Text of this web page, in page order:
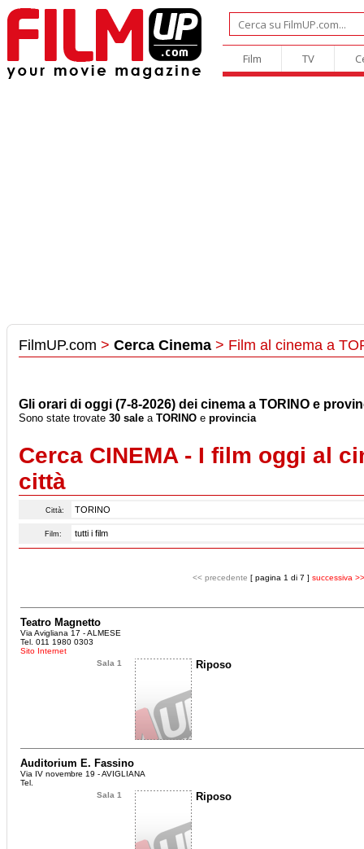
Film TV
FilmUP.com > Cerca Cinema > Film al cinema a
Gli orari di oggi (7-8-2026) dei cinema a TORINO e
Sono state trovate 30 sale a TORINO e provincia
Cerca CINEMA - I film oggi al
città
Città:
Film:
<< precedente [ pagina 1 di 7 ] successiva >>
Teatro Magnetto
Via Avigliana 17 - ALMESE
Tel. 011 1980 0303
Sito Internet
Sala 1
Riposo
Auditorium E. Fassino
Via IV novembre 19 - AVIGLIANA
Tel.
Sala 1
Riposo